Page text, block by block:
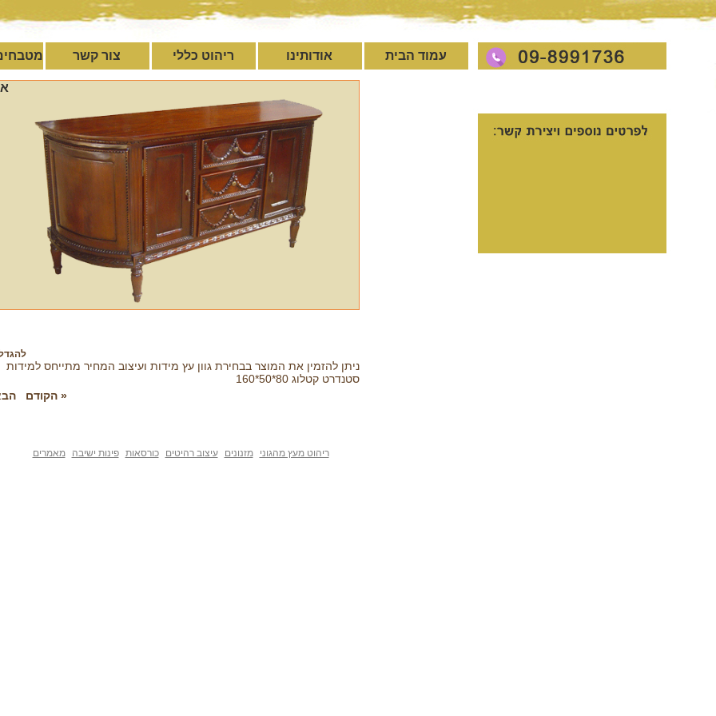
עמוד הבית אודותינו ריהוט כללי צור קשר
ניתן להזמין את המוצר בבחירת גוון עץ מידות ועיצוב המחיר מתייחס למידות
סטנדרט קטלוג 80*50*160
« הקודם
ריהוט מעץ מהגוני מזנונים עיצוב רהיטים כורסאות פינות ישיבה מאמרים